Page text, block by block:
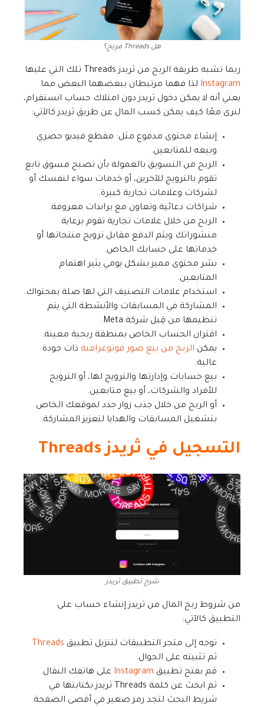
هل Threads مربح؟
ربما تشبه طريقة الربح من ثريدز Threads تلك التي عليها
Instagram لذا فهما مرتبطان ببعضهما البعض مما
يعني أنه لا يمكن دخول ثريدز دون امتلاك حساب انستقرام،
لنرى معًا كيف يمكن كسب المال عن طريق ثريدز كالآتي:
إنشاء محتوى مدفوع مثل: مقطع فيديو حصري
وبيعه للمتابعين.
الربح من التسويق بالعمولة بأن تصبح مسوق تابع
تقوم بالترويج للآخرين، أو خدمات سواء لنفسك أو
لشركات وعلامات تجارية كبيرة.
شراكات دعائية وتعاون مع براندات معروفة.
الربح من خلال علامات تجارية تقوم برعاية
منشوراتك ويتم الدفع مقابل ترويج منتجاتها أو
خدماتها على حسابك الخاص.
نشر محتوى مميز بشكل يومي يثير اهتمام
المتابعين.
استخدام علامات التصنيف التي لها صلة بمحتواك.
المشاركة في المسابقات والأنشطة التي يتم
تنظيمها من قِبل شركة Meta.
اقتران الحساب الخاص بمنطقة ربحية معينة.
يمكن الربح من بيع صور فوتوغرافية ذات جودة
عالية.
بيع حسابات وإدارتها والترويج لها، أو الترويج
للأفراد والشركات، أو بيع متابعين.
أو الربح من خلال جذب زوار جدد لموقعك الخاص
بتشغيل المسابقات والهدايا لتعزيز المشاركة.
التسجيل في ثريدز Threads
شرح تطبيق ثريدز
من شروط ربح المال من ثريدز إنشاء حساب على
التطبيق كالآتي:
توجه إلى متجر التطبيقات لتنزيل تطبيق Threads
ثم تثبيته على الجوال.
قم بفتح تطبيق Instagram على هاتفك النقال.
ثم ابحث عن كلمة Threads ثريدز بكتابتها في
شريط البحث لتجد رمز صغير في أقصى الصفحة